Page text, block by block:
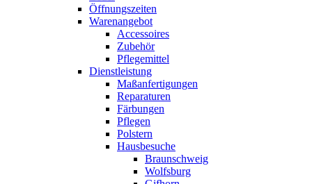
Öffnungszeiten
Warenangebot
Accessoires
Zubehör
Pflegemittel
Dienstleistung
Maßanfertigungen
Reparaturen
Färbungen
Pflegen
Polstern
Hausbesuche
Braunschweig
Wolfsburg